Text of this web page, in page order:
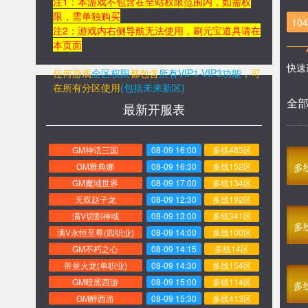
限，需单独购买
注2：游戏内右侧导航无法使用，刷元宝道具请在
本页面
任何游戏全区权限都包含所有VIP1-VIP3功能，可
在所有分区使用(包括未来新区)
最新开服表
GM神话三国 08-09 16:00
多线483区
GM雅典娜
08-09 16:30
多线152区
GM魔域世界
08-09 17:00
多线134区
无双赵子龙
08-09 12:30
多线192区
满V切割神域
08-09 13:00
多线341区
满V永恒至尊(四职业)
08-09 14:00
多线100区
GM不朽之心
08-09 14:15
多线14区
帝皇火龙(单职业)
08-09 14:30
多线154区
GM暗黑西游
08-09 15:00
多线114区
GM醉西游
08-09 15:30 多线413区
快
全
多
多
多